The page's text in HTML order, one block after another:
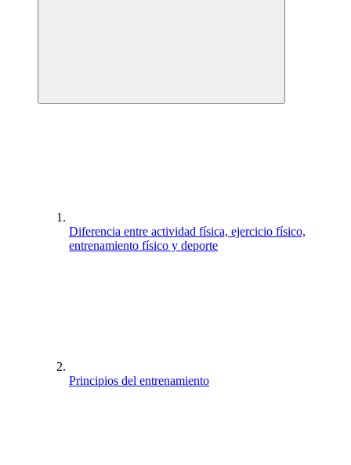
Diferencia entre actividad física, ejercicio físico,
entrenamiento físico y deporte
Principios del entrenamiento